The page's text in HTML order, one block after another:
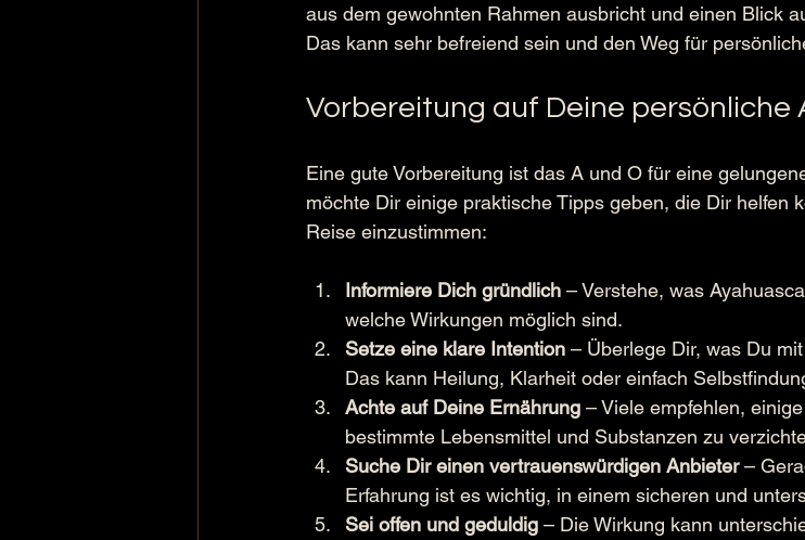
aus dem gewohnten Rahmen ausbricht und einen Blick
Das kann sehr befreiend sein und den Weg für
Vorbereitung auf Deine persönliche
Eine gute Vorbereitung ist das A und O für eine
möchte Dir einige praktische Tipps geben, die Dir helfen
Reise einzustimmen:
Informiere Dich gründlich – Verstehe, was
welche Wirkungen möglich sind.
Setze eine klare Intention – Überlege Dir, was Du
Das kann Heilung, Klarheit oder einfach
Achte auf Deine Ernährung – Viele empfehlen,
bestimmte Lebensmittel und Substanzen zu
Suche Dir einen vertrauenswürdigen Anbieter –
Erfahrung ist es wichtig, in einem sicheren und
Sei offen und geduldig – Die Wirkung kann